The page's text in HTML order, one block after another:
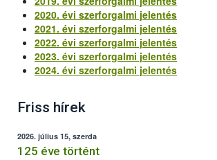
2020. évi szerforgalmi jelentés
2021. évi szerforgalmi jelentés
2022. évi szerforgalmi jelentés
2023. évi szerforgalmi jelentés
2024. évi szerforgalmi jelentés
Friss hírek
2026. július 15, szerda
125 éve történt